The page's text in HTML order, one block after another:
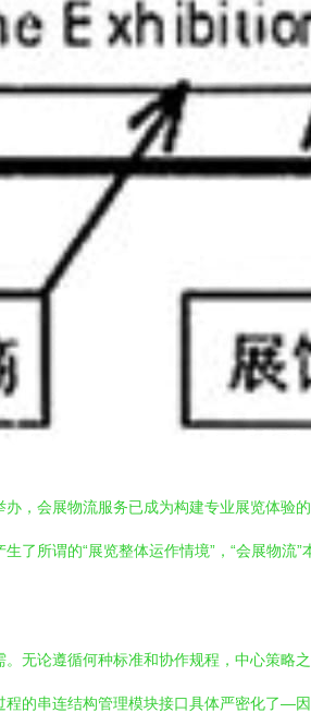
，会展物流服务已成为构建专业展览体验
了所谓的“展览整体运作情境”，“会展物
无论遵循何种标准和协作规程，中心策
的串连结构管理模块接口具体严密化了—